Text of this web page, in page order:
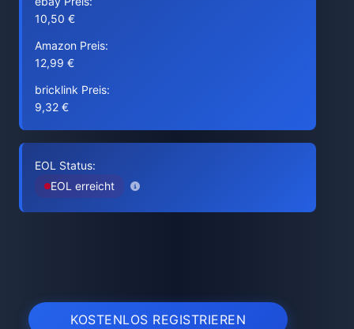
10,50 €
Amazon Preis:
12,99 €
bricklink Preis:
9,32 €
EOL Status:
EOL erreicht
KOSTENLOS REGISTRIEREN